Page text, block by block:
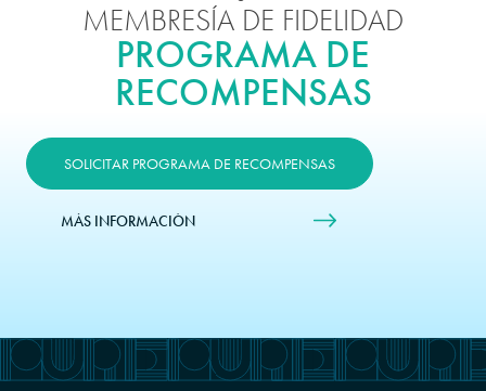
MEMBRESÍA DE FIDELIDAD
PROGRAMA DE
RECOMPENSAS
SOLICITAR PROGRAMA DE RECOMPENSAS
MÁS INFORMACIÓN